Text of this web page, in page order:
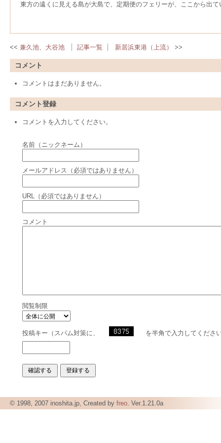
東方の遠くに見える島が大島で、定期便のフェリーが、ここから出て
兼久池、大谷池 記事一覧 新居浜東港（上流）
コメント
コメントはまだありません。
コメント登録
コメントを入力してください。
名前（ニックネーム）
メールアドレス（必須ではありません）
URL（必須ではありません）
コメント
閲覧制限
投稿キー（スパム対策に、 を半角で入力してくださ
© 1998, 2007 inoshita.jp, Created by freo. Ver.1.21.0a